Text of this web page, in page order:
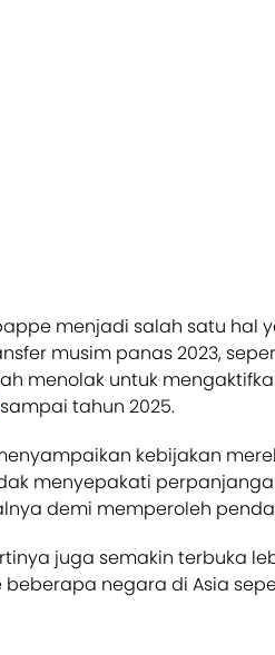
menjadi salah satu hal
musim panas 2023,
menolak untuk
sampai tahun 2025.
kebijakan
menyepakati
demi memperoleh
juga semakin terbuka
beberapa negara di Asia